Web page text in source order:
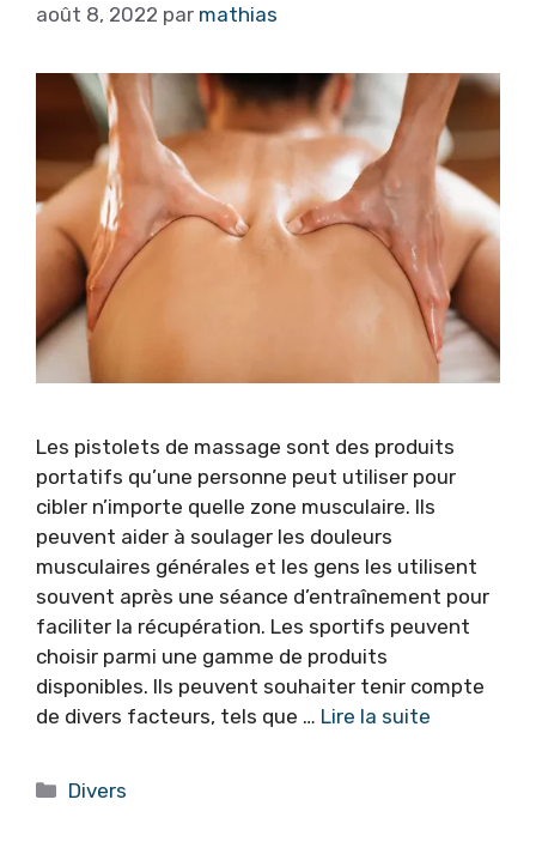
août 8, 2022 par mathias
Les pistolets de massage sont des produits
portatifs qu’une personne peut utiliser pour
cibler n’importe quelle zone musculaire. Ils
peuvent aider à soulager les douleurs
musculaires générales et les gens les utilisent
souvent après une séance d’entraînement pour
faciliter la récupération. Les sportifs peuvent
choisir parmi une gamme de produits
disponibles. Ils peuvent souhaiter tenir compte
de divers facteurs, tels que … Lire la suite
Catégories
Divers